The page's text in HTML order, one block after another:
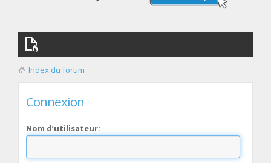
Qui sommes nous
Les membres
Index du forum
Connexion
Nom d’utilisateur: